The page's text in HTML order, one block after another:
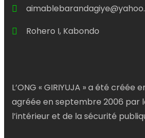
Rohero I, Kabondo
L’ONG « GIRIYUJA » a été créée
agréée en septembre 2006 par
l’intérieur et de la sécurité